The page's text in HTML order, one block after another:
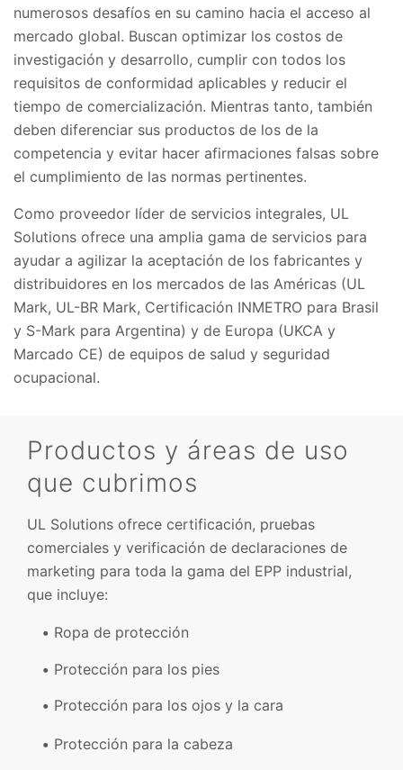
numerosos desafíos en su camino hacia el acceso al
mercado global. Buscan optimizar los costos de
investigación y desarrollo, cumplir con todos los
requisitos de conformidad aplicables y reducir el
tiempo de comercialización. Mientras tanto, también
deben diferenciar sus productos de los de la
competencia y evitar hacer afirmaciones falsas sobre
el cumplimiento de las normas pertinentes.
Como proveedor líder de servicios integrales, UL
Solutions ofrece una amplia gama de servicios para
ayudar a agilizar la aceptación de los fabricantes y
distribuidores en los mercados de las Américas (UL
Mark, UL-BR Mark, Certificación INMETRO para Brasil
y S-Mark para Argentina) y de Europa (UKCA y
Marcado CE) de equipos de salud y seguridad
ocupacional.
Productos y áreas de uso
que cubrimos
UL Solutions ofrece certificación, pruebas
comerciales y verificación de declaraciones de
marketing para toda la gama del EPP industrial,
que incluye:
Ropa de protección
Protección para los pies
Protección para los ojos y la cara
Protección para la cabeza